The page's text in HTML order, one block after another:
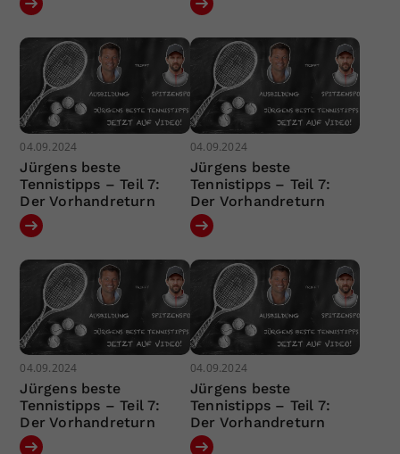
04.09.2024
Jürgens beste
Tennistipps – Teil 7:
Der Vorhandreturn
04.09.2024
Jürgens beste
Tennistipps – Teil 7:
Der Vorhandreturn
04.09.2024
Jürgens beste
Tennistipps – Teil 7:
Der Vorhandreturn
04.09.2024
Jürgens beste
Tennistipps – Teil 7:
Der Vorhandreturn